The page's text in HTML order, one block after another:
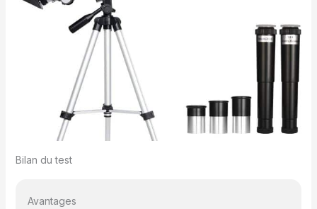
Bilan du test
Avantages